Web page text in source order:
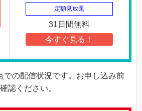
定額見放題
31日間無料
今すぐ見る！
での配信状況です。お申し込み前
認ください。